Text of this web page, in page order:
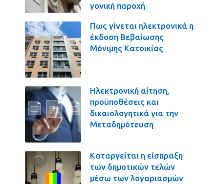
γονική παροχή
Πως γίνεται ηλεκτρονικά η
έκδοση Βεβαίωσης
Μόνιμης Κατοικίας
Ηλεκτρονική αίτηση,
προϋποθέσεις και
δικαιολογητικά για την
Μεταδημότευση
Καταργείται η είσπραξη
των δημοτικών τελών
μέσω των λογαριασμών